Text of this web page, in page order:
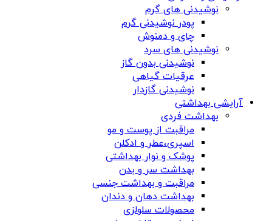
نوشیدنی های گرم
پودر نوشیدنی گرم
چای و دمنوش
نوشیدنی های سرد
نوشیدنی بدون گاز
عرقیات گیاهی
نوشیدنی گازدار
آرایشی بهداشتی
بهداشت فردی
مراقبت از پوست و مو
اسپری،عطر و ادکلن
پوشک و نوار بهداشتی
بهداشت سر و بدن
مراقبت و بهداشت جنسی
بهداشت دهان و دندان
محصولات سلولزی